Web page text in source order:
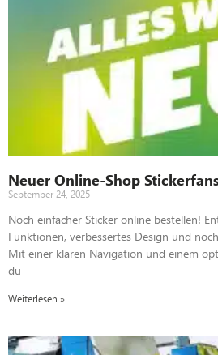
Neuer Online-Shop
September 24, 2025
Noch einfacher Sticker online bestellen!
Funktionen, verbessertes Design und
Mit einer klaren Navigation und einem
du
Weiterlesen »